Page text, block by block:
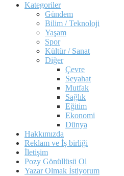
Kategoriler
Gündem
Bilim / Teknoloji
Yaşam
Spor
Kültür / Sanat
Diğer
Çevre
Seyahat
Mutfak
Sağlık
Eğitim
Ekonomi
Dünya
Hakkımızda
Reklam ve İş birliği
İletişim
Pozy Gönüllüsü Ol
Yazar Olmak İstiyorum